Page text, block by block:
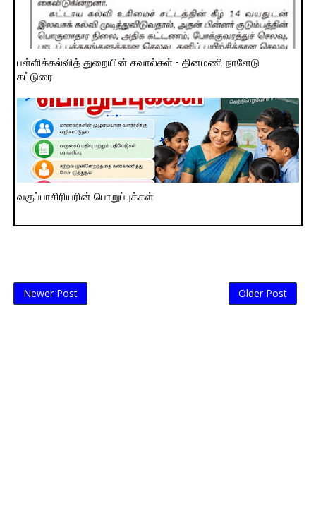
பள்ளிக்கல்வித் துறையின் சவால்கள் - தினமணி நாளேடு
கட்டுரை
வகுப்பாசிரியரின் பொறுப்புக்கள்
Newer Post Older Post